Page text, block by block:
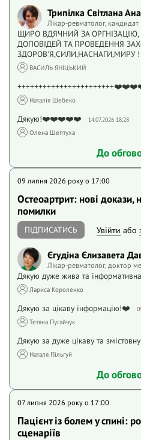
Трипілка Світлана
Лікар-ревматолог,
ЩИРО ВДЯЧНИЙ ЗА
ДОПОВІДЕЙ ТА ПРОВЕДЕННЯ
ЗДОРОВ'Я,СИЛИ,НАСНАГИ,МИРУ !
ВАСИЛЬ ЯНІЦЬКИЙ
Наталія Шебеко
Дякую!❤️❤️❤️❤️❤️ 14.07.2026 18:28
Олена Шептуха
До
09 липня 2026 року o 17:00
Остеоартрит: нові докази,
помилки
ПІДПИСАТИСЬ Увійти або
Єгудіна Єлизавета
Лікар-ревматолог, доктор
Дякую дуже жива та
Лариса Короленко
Дякую за цікаву інформацію!❤️
Тетяна Пугайчук
Дякую за дуже цікаву та
Наталя Пільгуй
До
07 липня 2026 року o 17:00
Пацієнт із болем у спині:
сценаріїв